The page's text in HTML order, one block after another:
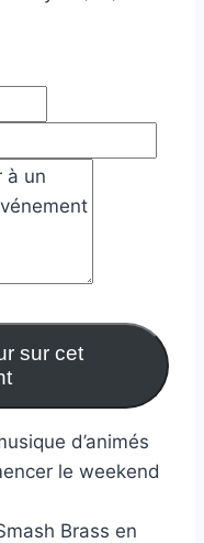
sur cet
d’animés
le weekend
Brass en